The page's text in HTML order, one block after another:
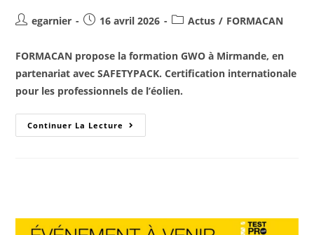
egarnier 16 avril 2026 Actus / FORMACAN
FORMACAN propose la formation GWO à Mirmande, en
partenariat avec SAFETYPACK. Certification internationale
pour les professionnels de l’éolien.
Continuer La Lecture